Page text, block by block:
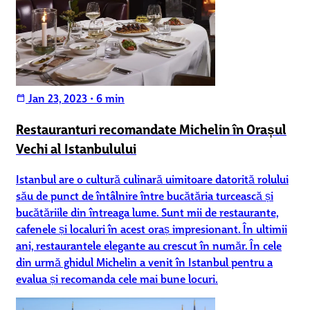
calendar_today Jan 23, 2023 • 6 min
Restauranturi recomandate Michelin în Orașul
Vechi al Istanbulului
Istanbul are o cultură culinară uimitoare datorită rolului
său de punct de întâlnire între bucătăria turcească și
bucătăriile din întreaga lume. Sunt mii de restaurante,
cafenele și localuri în acest oraș impresionant. În ultimii
ani, restaurantele elegante au crescut în număr. În cele
din urmă ghidul Michelin a venit în Istanbul pentru a
evalua și recomanda cele mai bune locuri.